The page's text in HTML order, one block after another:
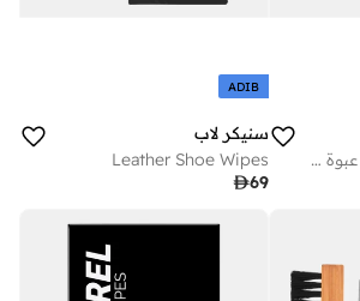
مناديل تنظيف الأحذية عبوة قطعة
ADIB
سنيكر لاب
Leather Shoe Wipes
69